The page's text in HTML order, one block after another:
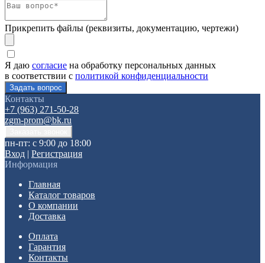
Прикрепить файлы (реквизиты, документацию, чертежи)
Я даю согласие на обработку персональных данных
в соответствии с политикой конфиденциальности
Контакты
+7 (963) 271-50-28
zgm-prom@bk.ru
пн-пт: с 9:00 до 18:00
Вход | Регистрация
Информация
Главная
Каталог товаров
О компании
Доставка
Оплата
Гарантия
Контакты